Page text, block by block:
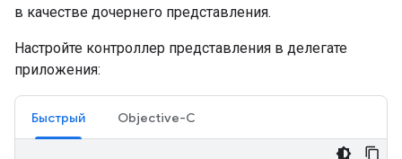
в качестве дочернего представления.
Настройте контроллер представления в делегате
приложения:
Быстрый Objective-C